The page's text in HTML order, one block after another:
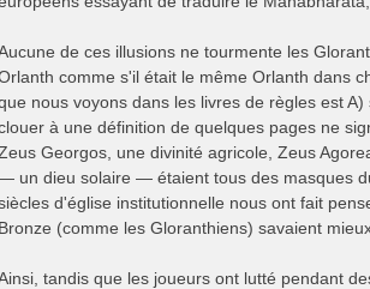
de ces illusions ne tourmente les
comme s'il était le même Orlanth dans
nous voyons dans les livres de règles est
à une définition de quelques pages ne
Georgos, une divinité agricole, Zeus
un dieu solaire — étaient tous des masques
d'église institutionnelle nous ont fait
Bronze (comme les Gloranthiens) savaient
tandis que les joueurs ont lutté pendant